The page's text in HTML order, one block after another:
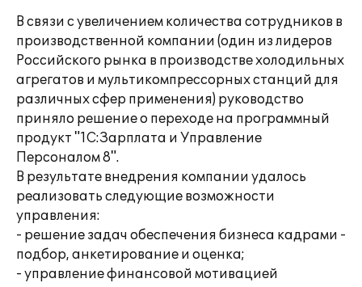
В связи с увеличением количества сотрудников в
производственной компании (один из лидеров
Российского рынка в производстве холодильных
агрегатов и мультикомпрессорных станций для
различных сфер применения) руководство
приняло решение о переходе на программный
продукт "1С:Зарплата и Управление
Персоналом 8".
В результате внедрения компании удалось
реализовать следующие возможности
управления:
- решение задач обеспечения бизнеса кадрами -
подбор, анкетирование и оценка;
- управление финансовой мотивацией